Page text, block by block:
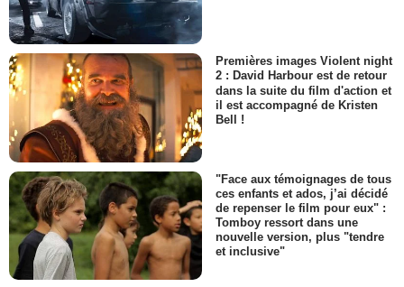
Premières images Violent night
2 : David Harbour est de retour
dans la suite du film d'action et
il est accompagné de Kristen
Bell !
"Face aux témoignages de tous
ces enfants et ados, j’ai décidé
de repenser le film pour eux" :
Tomboy ressort dans une
nouvelle version, plus "tendre
et inclusive"